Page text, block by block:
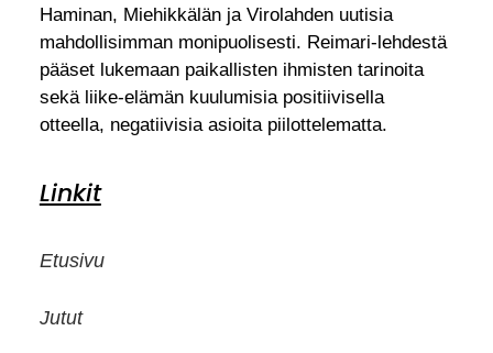
Haminan, Miehikkälän ja Virolahden uutisia
mahdollisimman monipuolisesti. Reimari-lehdestä
pääset lukemaan paikallisten ihmisten tarinoita
sekä liike-elämän kuulumisia positiivisella
otteella, negatiivisia asioita piilottelematta.
Linkit
Etusivu
Jutut